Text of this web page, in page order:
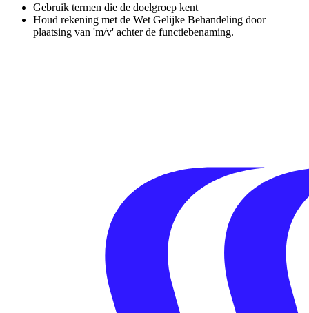
Gebruik termen die de doelgroep kent
Houd rekening met de Wet Gelijke Behandeling door
plaatsing van 'm/v' achter de functiebenaming.